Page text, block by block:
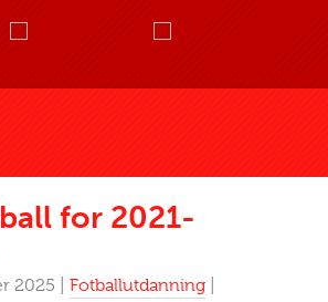
for 2021-
2025 | Fotballutdanning